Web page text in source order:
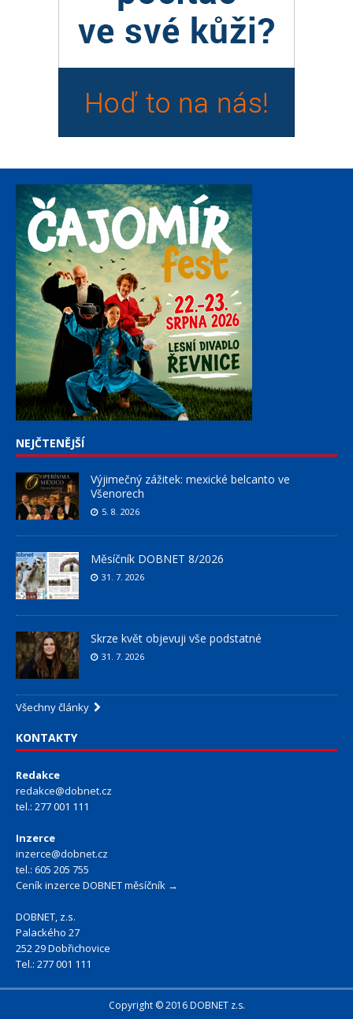
NEJČTENĚJŠÍ
Výjimečný zážitek: mexické belcanto ve
Všenorech
5. 8. 2026
Měsíčník DOBNET 8/2026
31. 7. 2026
Skrze květ objevuji vše podstatné
31. 7. 2026
Všechny články
KONTAKTY
Redakce
redakce@dobnet.cz
tel.: 277 001 111
Inzerce
inzerce@dobnet.cz
tel.: 605 205 755
Ceník inzerce DOBNET měsíčník →
DOBNET, z.s.
Palackého 27
252 29 Dobřichovice
Tel.: 277 001 111
Copyright © 2016 DOBNET z.s.